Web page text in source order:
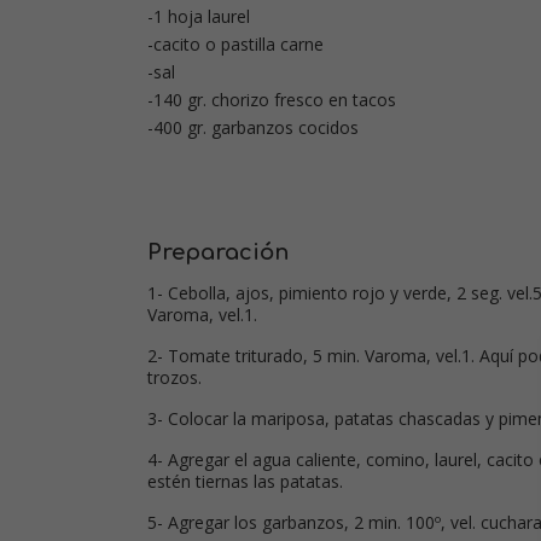
-1 hoja laurel
-cacito o pastilla carne
-sal
-140 gr. chorizo fresco en tacos
-400 gr. garbanzos cocidos
Preparación
1- Cebolla, ajos, pimiento rojo y verde, 2 seg.
Varoma, vel.1.
2- Tomate triturado, 5 min. Varoma, vel.1. Aquí
trozos.
3- Colocar la mariposa, patatas chascadas y
4- Agregar el agua caliente, comino, laurel,
estén tiernas las patatas.
5- Agregar los garbanzos, 2 min. 100º, vel.